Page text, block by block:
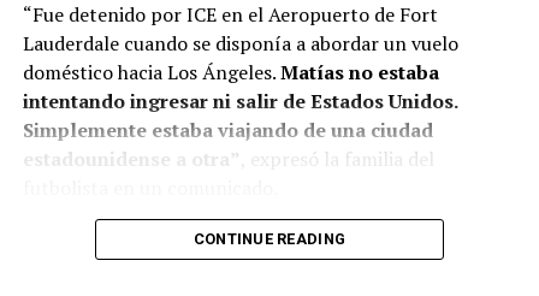
“Fue detenido por ICE en el Aeropuerto de Fort
Lauderdale cuando se disponía a abordar un vuelo
doméstico hacia Los Ángeles.Matías no estaba
intentando ingresar ni salir de Estados Unidos.
Simplemente estaba viajando de una ciudad
estadounidense a otra” , expresó la familia del
CONTINUE READING